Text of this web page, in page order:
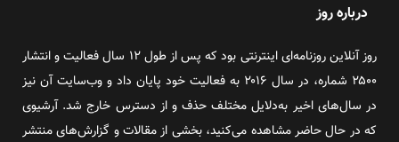
درباره روز
روز آنلاین روزنامه‌ای اینترنتی بود که پس از طول ۱۲ سال فعالیت و انتشار
۲۵۰۰ شماره، در سال ۲۰۱۶ به فعالیت خود پایان داد و وب‌سایت آن نیز
در سال‌های اخیر به‌دلایل مختلف حذف و از دسترس خارج شد. آرشیوی
که در حال حاضر مشاهده می‌کنید، بخشی از مقالات و گزارش‌های منتشر